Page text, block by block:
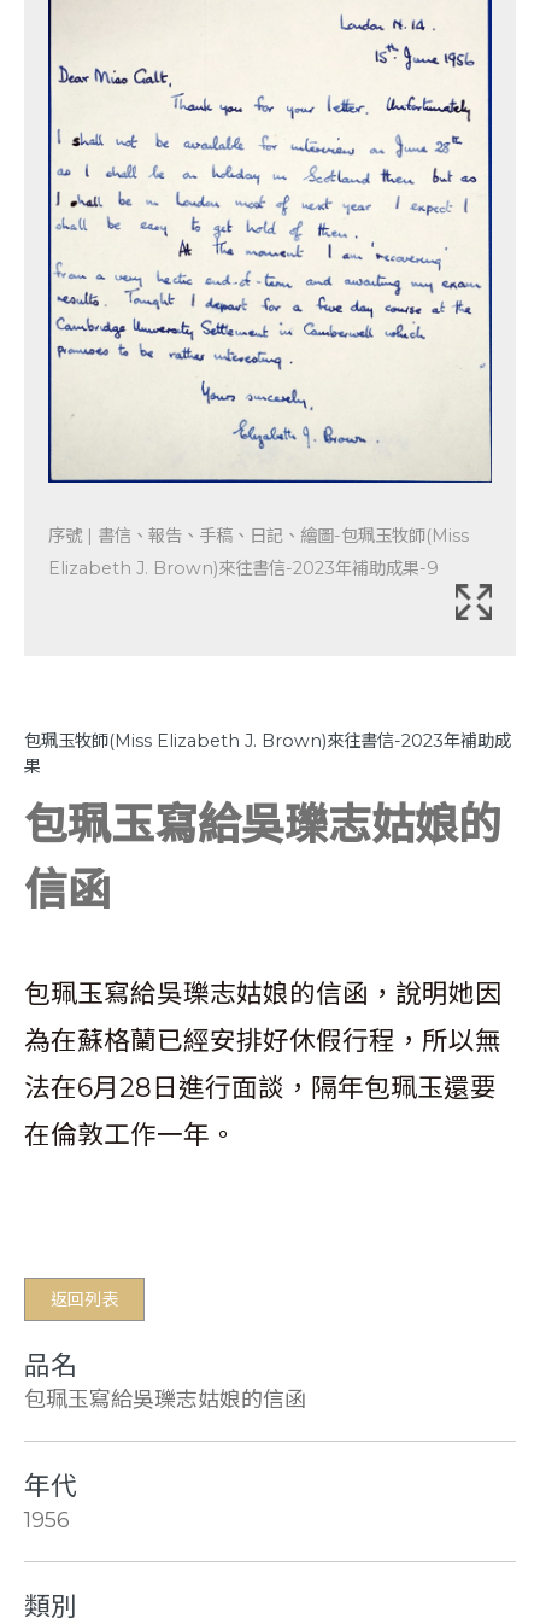
序號 | 書信、報告、手稿、日記、繪圖-包珮玉牧師(Miss
Elizabeth J. Brown)來往書信-2023年補助成果-9
包珮玉牧師(Miss Elizabeth J. Brown)來往書信-2023年補助成
果
包珮玉寫給吳瓅志姑娘的
信函
包珮玉寫給吳瓅志姑娘的信函，說明她因
為在蘇格蘭已經安排好休假行程，所以無
法在6月28日進行面談，隔年包珮玉還要
在倫敦工作一年。
返回列表
品名
包珮玉寫給吳瓅志姑娘的信函
年代
1956
類別